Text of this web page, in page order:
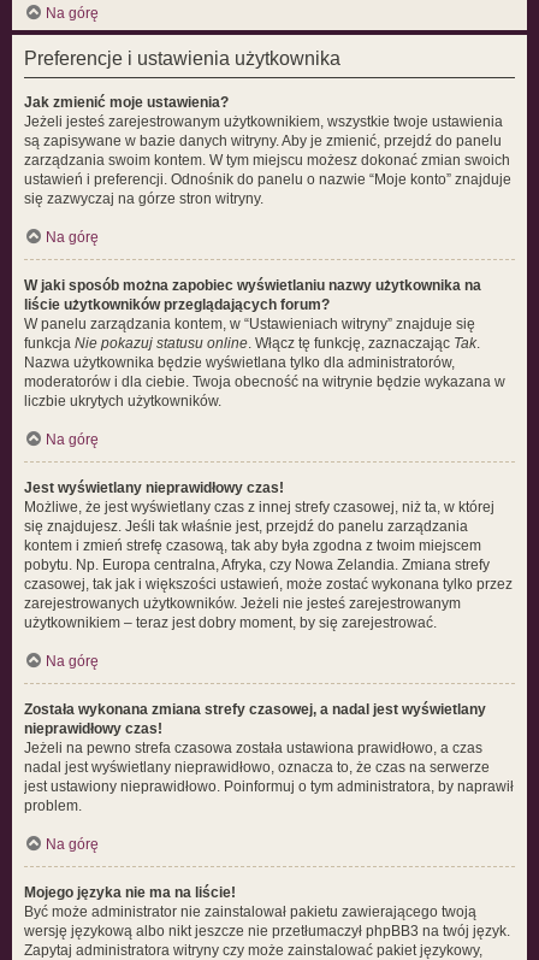
Na górę
Preferencje i ustawienia użytkownika
Jak zmienić moje ustawienia?
Jeżeli jesteś zarejestrowanym użytkownikiem, wszystkie twoje ustawienia
są zapisywane w bazie danych witryny. Aby je zmienić, przejdź do panelu
zarządzania swoim kontem. W tym miejscu możesz dokonać zmian swoich
ustawień i preferencji. Odnośnik do panelu o nazwie “Moje konto” znajduje
się zazwyczaj na górze stron witryny.
Na górę
W jaki sposób można zapobiec wyświetlaniu nazwy użytkownika na
liście użytkowników przeglądających forum?
W panelu zarządzania kontem, w “Ustawieniach witryny” znajduje się
funkcja Nie pokazuj statusu online. Włącz tę funkcję, zaznaczając Tak.
Nazwa użytkownika będzie wyświetlana tylko dla administratorów,
moderatorów i dla ciebie. Twoja obecność na witrynie będzie wykazana w
liczbie ukrytych użytkowników.
Na górę
Jest wyświetlany nieprawidłowy czas!
Możliwe, że jest wyświetlany czas z innej strefy czasowej, niż ta, w której
się znajdujesz. Jeśli tak właśnie jest, przejdź do panelu zarządzania
kontem i zmień strefę czasową, tak aby była zgodna z twoim miejscem
pobytu. Np. Europa centralna, Afryka, czy Nowa Zelandia. Zmiana strefy
czasowej, tak jak i większości ustawień, może zostać wykonana tylko przez
zarejestrowanych użytkowników. Jeżeli nie jesteś zarejestrowanym
użytkownikiem – teraz jest dobry moment, by się zarejestrować.
Na górę
Została wykonana zmiana strefy czasowej, a nadal jest wyświetlany
nieprawidłowy czas!
Jeżeli na pewno strefa czasowa została ustawiona prawidłowo, a czas
nadal jest wyświetlany nieprawidłowo, oznacza to, że czas na serwerze
jest ustawiony nieprawidłowo. Poinformuj o tym administratora, by naprawił
problem.
Na górę
Mojego języka nie ma na liście!
Być może administrator nie zainstalował pakietu zawierającego twoją
wersję językową albo nikt jeszcze nie przetłumaczył phpBB3 na twój język.
Zapytaj administratora witryny czy może zainstalować pakiet językowy,